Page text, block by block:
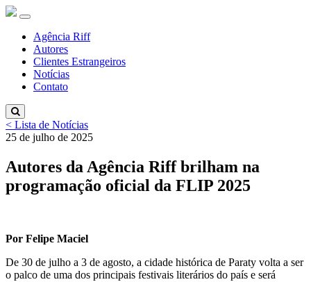
Agência Riff
Autores
Clientes Estrangeiros
Notícias
Contato
< Lista de Notícias
25 de julho de 2025
Autores da Agência Riff brilham na
programação oficial da FLIP 2025
Por Felipe Maciel
De 30 de julho a 3 de agosto, a cidade histórica de Paraty volta a ser
o palco de uma dos principais festivais literários do país e será